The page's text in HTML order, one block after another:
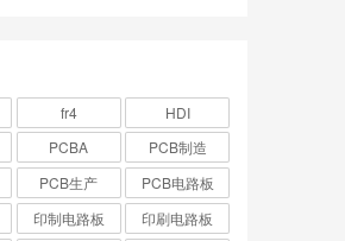
fr4
HDI
PCBA
PCB制造
PCB生产
PCB电路板
印制电路板
印刷电路板